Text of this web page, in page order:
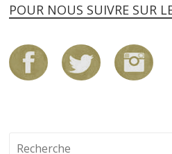
POUR NOUS SUIVRE SUR